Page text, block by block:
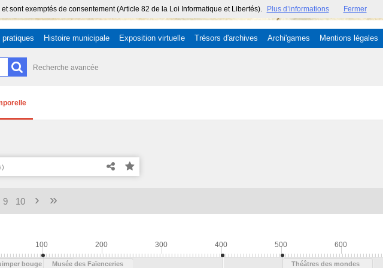
sont exemptés de consentement (Article 82 de la Loi Informatique et Libertés). Plus d’informations Fermer
pratiques Histoire municipale Exposition virtuelle Trésors d'archives Archi'games Mentions légales
Recherche avancée
9 10 › »
et esclavage
bouge l'étéMusée des Faïenceries
Théâtres des mondes
400
100 200 300 500 600